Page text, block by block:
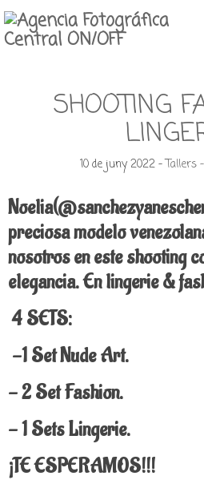
SHOOTING
10 de juny 2022 -Tallers
preciosa modelo
nosotros en este shooting
elegancia. En lingerie &
4 SETS:
-1 Set Nude Art.
- 2 Set Fashion.
- 1 Sets Lingerie.
¡TE ESPERAMOS!!!